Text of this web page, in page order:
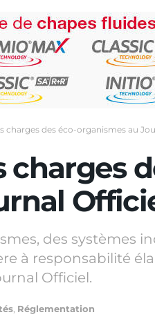
charges des éco-organismes au
charges
des systèmes
à responsabilité
Officiel.
Réglementation